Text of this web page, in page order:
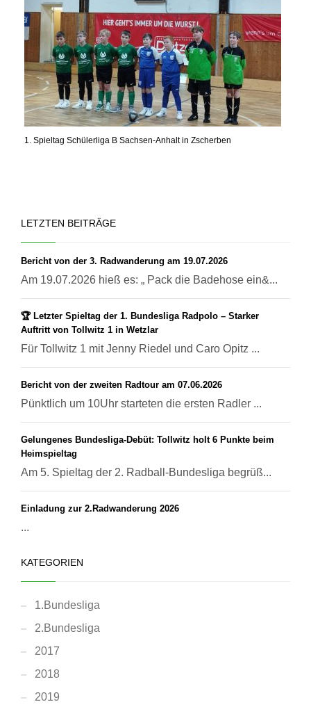
1. Spieltag Schülerliga B Sachsen-Anhalt in Zscherben
LETZTEN BEITRÄGE
Bericht von der 3. Radwanderung am 19.07.2026
Am 19.07.2026 hieß es: „ Pack die Badehose ein&...
🏆 Letzter Spieltag der 1. Bundesliga Radpolo – Starker
Auftritt von Tollwitz 1 in Wetzlar
Für Tollwitz 1 mit Jenny Riedel und Caro Opitz ...
Bericht von der zweiten Radtour am 07.06.2026
Pünktlich um 10Uhr starteten die ersten Radler ...
Gelungenes Bundesliga-Debüt: Tollwitz holt 6 Punkte beim
Heimspieltag
Am 5. Spieltag der 2. Radball-Bundesliga begrüß...
Einladung zur 2.Radwanderung 2026
...
KATEGORIEN
1.Bundesliga
2.Bundesliga
2017
2018
2019